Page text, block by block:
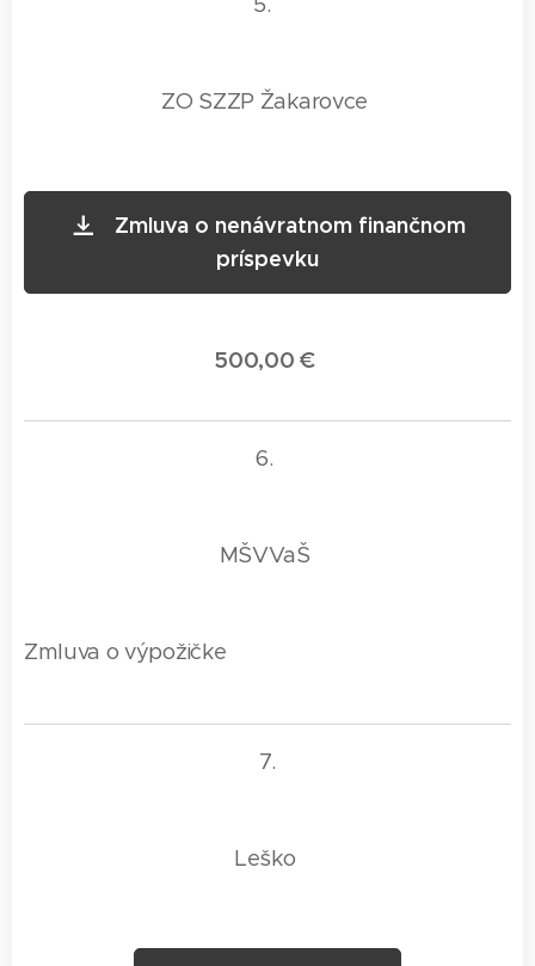
ZO SZZP Žakarovce
Zmluva o nenávratnom finančnom
príspevku
500,00 €
6.
MŠVVaŠ
Zmluva o výpožičke
7.
Leško